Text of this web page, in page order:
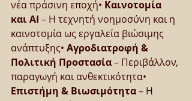
νέα πράσινη εποχή• Καινοτομία
και AI – Η τεχνητή νοημοσύνη και η
καινοτομία ως εργαλεία βιώσιμης
ανάπτυξης• Αγροδιατροφή &
Πολιτική Προστασία – Περιβάλλον,
παραγωγή και ανθεκτικότητα•
Επιστήμη & Βιωσιμότητα – Η